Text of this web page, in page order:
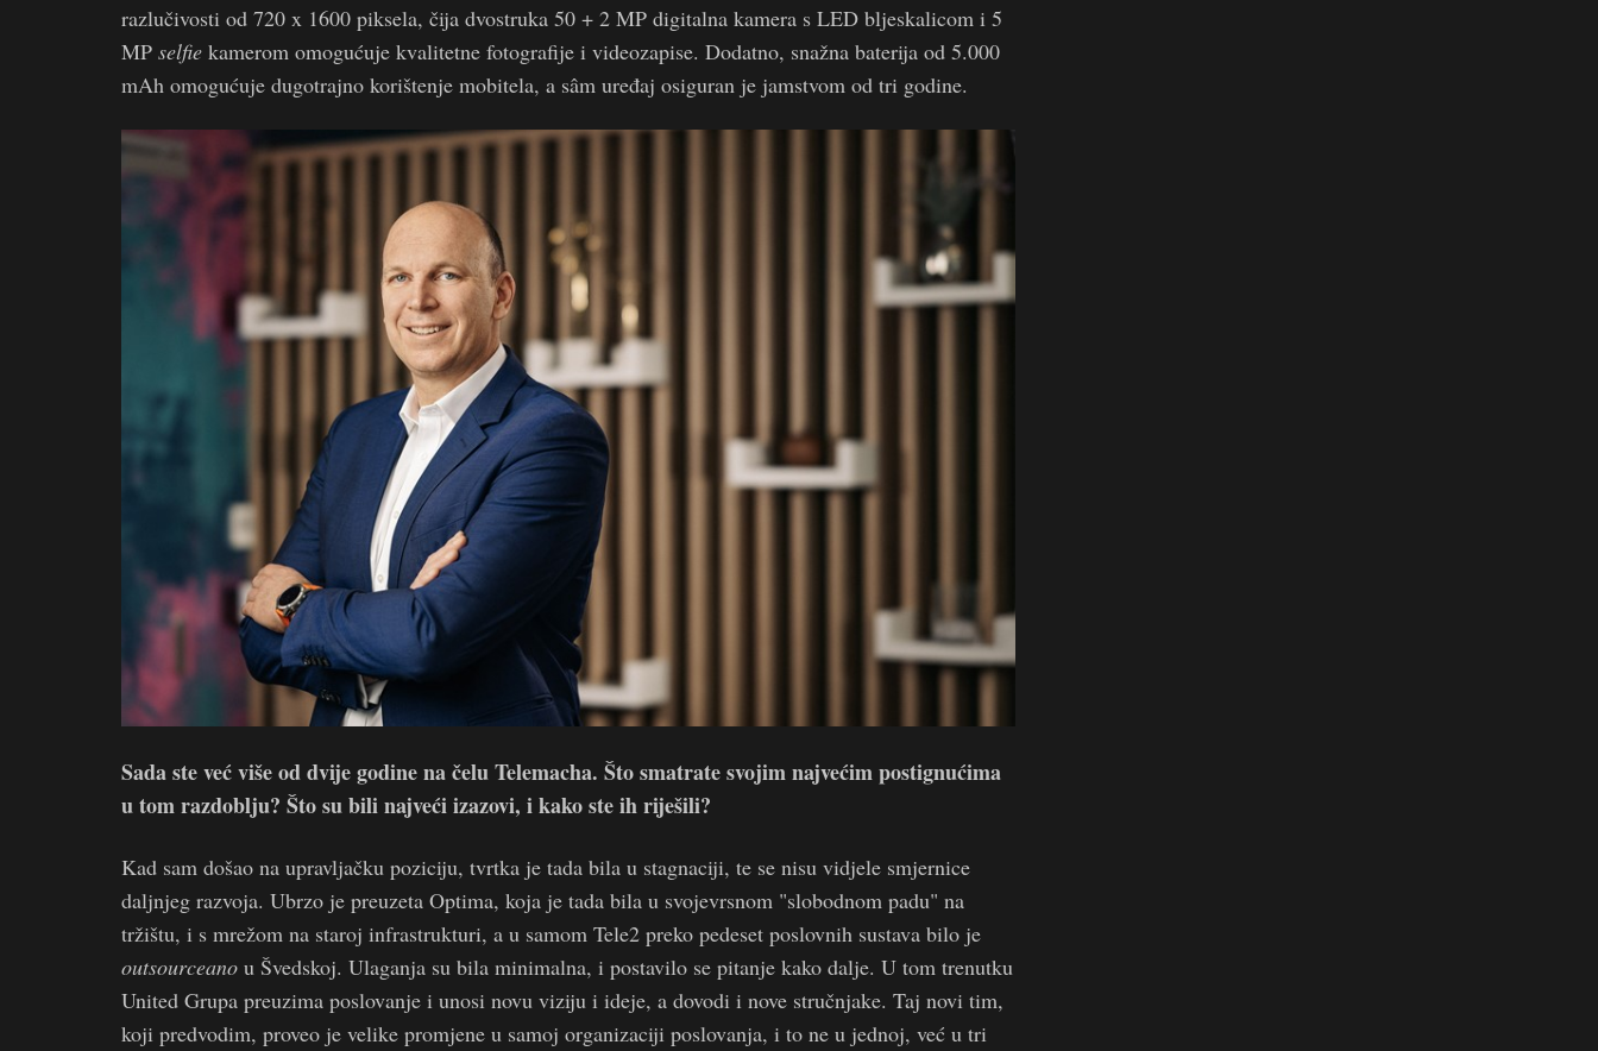
razlučivosti od 720 x 1600 piksela, čija dvostruka 50 + 2 MP digitalna kamera s LED bljeskalicom i 5
MP selfie kamerom omogućuje kvalitetne fotografije i videozapise. Dodatno, snažna baterija od 5.000
mAh omogućuje dugotrajno korištenje mobitela, a sâm uređaj osiguran je jamstvom od tri godine.
Sada ste već više od dvije godine na čelu Telemacha. Što smatrate svojim najvećim postignućima
u tom razdoblju? Što su bili najveći izazovi, i kako ste ih riješili?
Kad sam došao na upravljačku poziciju, tvrtka je tada bila u stagnaciji, te se nisu vidjele smjernice
daljnjeg razvoja. Ubrzo je preuzeta Optima, koja je tada bila u svojevrsnom "slobodnom padu" na
tržištu, i s mrežom na staroj infrastrukturi, a u samom Tele2 preko pedeset poslovnih sustava bilo je
outsourceano u Švedskoj. Ulaganja su bila minimalna, i postavilo se pitanje kako dalje. U tom trenutku
United Grupa preuzima poslovanje i unosi novu viziju i ideje, a dovodi i nove stručnjake. Taj novi tim,
koji predvodim, proveo je velike promjene u samoj organizaciji poslovanja, i to ne u jednoj, već u tri